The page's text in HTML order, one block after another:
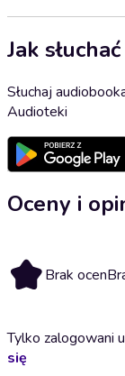
Jak
Słuchaj
Audioteki
Oceny i
Brak ocen
Tylko zalogowani
się